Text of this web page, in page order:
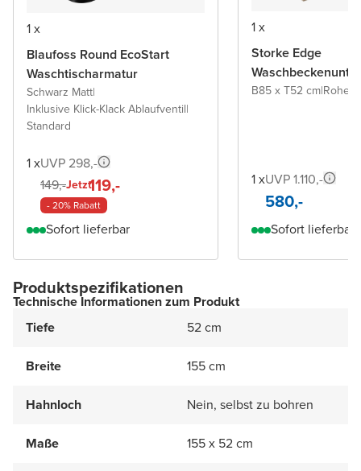
1 x
Blaufoss Round EcoStart
Waschtischarmatur
Schwarz Matt|
Inklusive Klick-Klack Ablaufventil|
Standard
1 xUVP 298,-
149,-Jetzt119,-
- 20% Rabatt
Sofort lieferbar
1 x
Storke Edge
B85 x T52 cm|Rohe
1 xUVP 1.110,-
580,-
Sofort lieferbar
Produktspezifikationen
Technische Informationen zum Produkt
Tiefe
52 cm
Breite 155 cm
Hahnloch Nein, selbst zu bohren
Maße 155 x 52 cm